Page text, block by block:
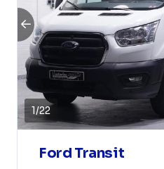
1/22
Ford Transit